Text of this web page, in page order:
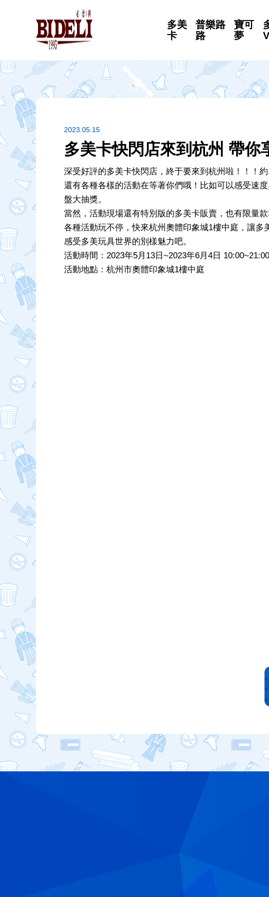
多美
卡
普樂路
路
寶可
夢
V
2023.05.15
多美卡快閃店來到杭州 帶你
深受好評的多美卡快閃店，終于要來到杭州啦！！！
還有各種各樣的活動在等著你們哦！比如可以感受
盤大抽獎。
當然，活動現場還有特別版的多美卡販賣，也有限量款
各種活動玩不停，快來杭州奧體印象城1樓中庭，讓多
感受多美玩具世界的別樣魅力吧。
活動時間：2023年5月13日~2023年6月4日
活動地點：杭州市奧體印象城1樓中庭